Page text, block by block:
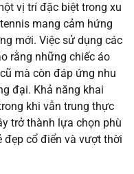
vị trí đặc biệt trong xu
mang cảm hứng
mới. Việc sử dụng các
rằng những chiếc áo
mà còn đáp ứng nhu
đại. Khả năng khai
khi vẫn trung thực
trở thành lựa chọn phù
đẹp cổ điển và vượt thời